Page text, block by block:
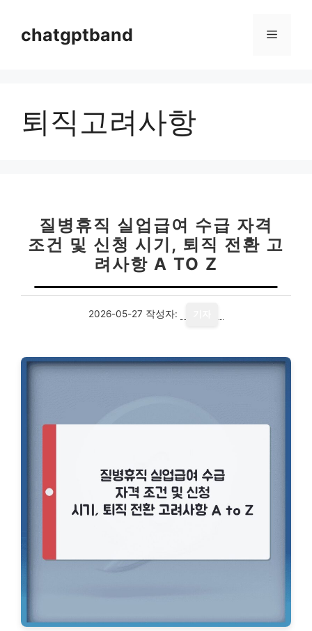
chatgptband 메
퇴직고려사항
질병휴직 실업급여 수급 자격
조건 및 신청 시기, 퇴직 전환 고
려사항 A TO Z
2026-05-27 작성자: